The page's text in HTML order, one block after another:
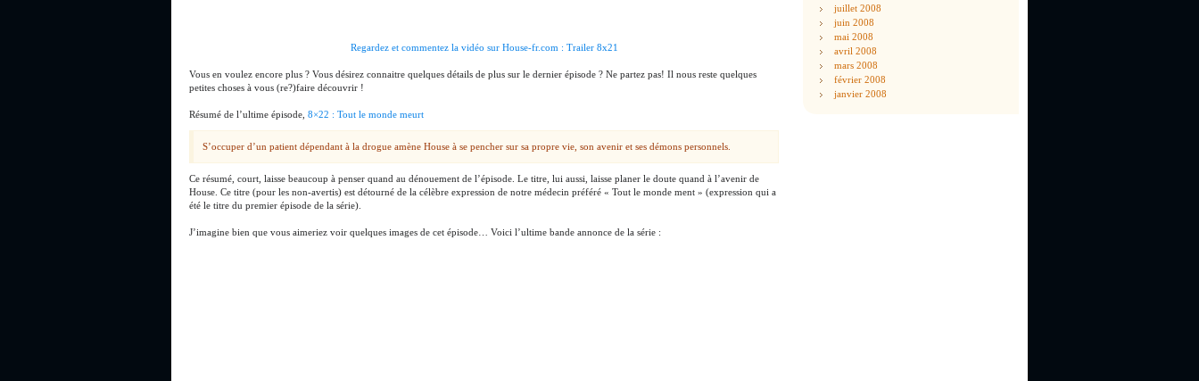
Regardez et commentez la vidéo sur House-fr.com : Trailer 8x21
Vous en voulez encore plus ? Vous désirez connaitre quelques détails de plus sur le dernier épisode ? Ne partez pas! Il nous reste quelques
petites choses à vous (re?)faire découvrir !
Résumé de l’ultime épisode, 8×22 : Tout le monde meurt
S’occuper d’un patient dépendant à la drogue amène House à se pencher sur sa propre vie, son avenir et ses démons personnels.
Ce résumé, court, laisse beaucoup à penser quand au dénouement de l’épisode. Le titre, lui aussi, laisse planer le doute quand à l’avenir de
House. Ce titre (pour les non-avertis) est détourné de la célèbre expression de notre médecin préféré « Tout le monde ment » (expression qui a
été le titre du premier épisode de la série).
J’imagine bien que vous aimeriez voir quelques images de cet épisode… Voici l’ultime bande annonce de la série :
juillet 2008
juin 2008
mai 2008
avril 2008
mars 2008
février 2008
janvier 2008